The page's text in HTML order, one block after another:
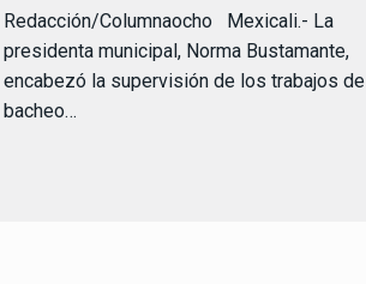
Redacción/Columnaocho Mexicali.- La
presidenta municipal, Norma Bustamante,
encabezó la supervisión de los trabajos de
bacheo…